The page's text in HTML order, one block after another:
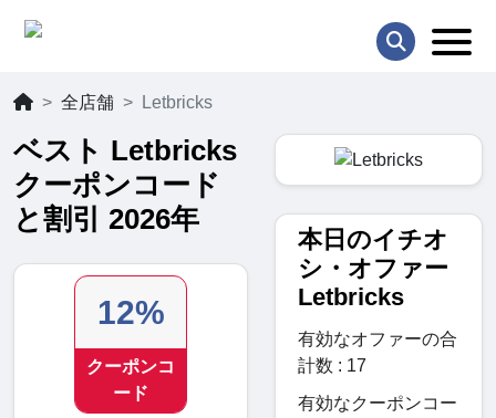
全店舗 Letbricks
ベスト Letbricks
クーポンコード
と割引 2026年
12%
クーポンコ
ード
本日のイチオ
シ・オファー
Letbricks
有効なオファーの合
計数 : 17
有効なクーポンコー